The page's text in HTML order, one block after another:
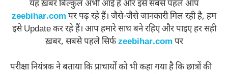
यह ख़बर बिल्कुल अभी आई है और इसे सबसे पहले आप
zeebihar.com पर पढ़ रहे हैं। जैसे-जैसे जानकारी मिल रही है, हम
इसे Update कर रहे हैं। आप हमारे साथ बने रहिए और पाइए हर सही
ख़बर, सबसे पहले सिर्फzeebihar.com पर
परीक्षा नियंत्रक ने बताया कि प्राचार्यों को भी कहा गया है कि छात्रों की